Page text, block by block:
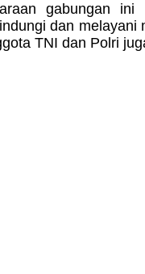
gabungan
dan
TNI dan Polri